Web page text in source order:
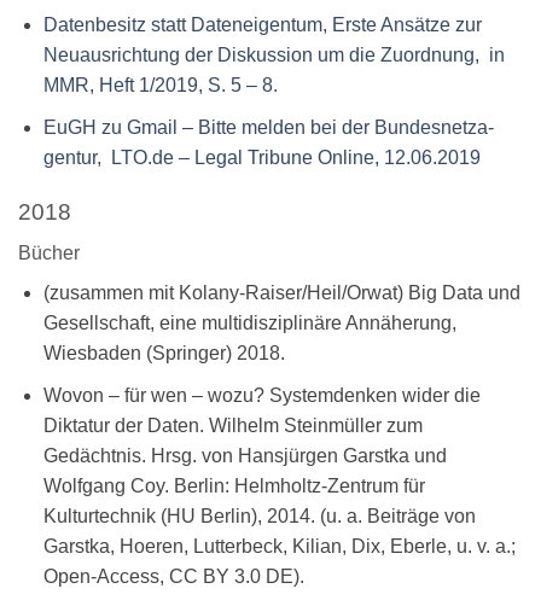
Datenbesitz statt Dateneigentum, Erste Ansätze zur
Neuausrichtung der Diskussion um die Zuordnung, in
MMR, Heft 1/2019, S. 5 – 8.
EuGH zu Gmail – Bitte melden bei der Bun­des­netza­
gentur, LTO.de – Legal Tribune Online, 12.06.2019
2018
Bücher
(zusammen mit Kolany-Raiser/Heil/Orwat) Big Data und
Gesellschaft, eine multidisziplinäre Annäherung,
Wiesbaden (Springer) 2018.
Wovon – für wen – wozu? Systemdenken wider die
Diktatur der Daten. Wilhelm Steinmüller zum
Gedächtnis. Hrsg. von Hansjürgen Garstka und
Wolfgang Coy. Berlin: Helmholtz-Zentrum für
Kulturtechnik (HU Berlin), 2014. (u. a. Beiträge von
Garstka, Hoeren, Lutterbeck, Kilian, Dix, Eberle, u. v. a.;
Open-Access, CC BY 3.0 DE).